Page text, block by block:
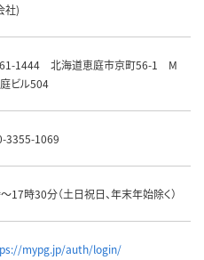
社)
1444 北海道恵庭市京町56-1 M
ビル504
3355-1069
17時30分（土日祝日、年末年始除く）
mypg.jp/auth/login/